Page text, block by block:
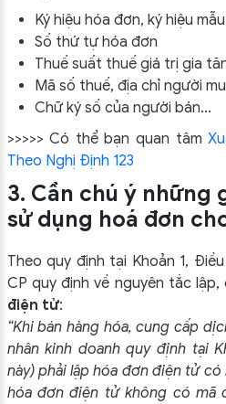
Ký hiệu hóa đơn, ký hiệu
Số thứ tự hóa đơn
Thuế suất thuế giá trị gia
Mã số thuế, địa chỉ người
Chữ ký số của người bán…
>>>>> Có thể bạn quan tâm
Theo Nghị Định 123
3. Cần chú ý những
sử dụng hoá đơn
Theo quy định tại Khoản 1,
CP quy định về nguyên tắc lập,
điện tử:
“Khi bán hàng hóa, cung cấp
nhân kinh doanh quy định tại
này) phải lập hóa đơn điện tử
hóa đơn điện tử không có mã